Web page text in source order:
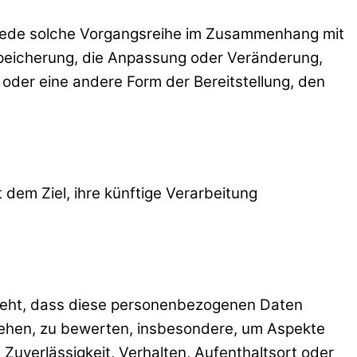
solche Vorgangsreihe im Zusammenhang mit
die Anpassung oder Veränderung,
eine andere Form der Bereitstellung, den
Ziel, ihre künftige Verarbeitung
dass diese personenbezogenen Daten
zu bewerten, insbesondere, um Aspekte
Verhalten, Aufenthaltsort oder